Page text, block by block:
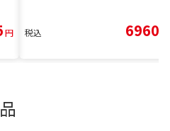
円 税込 6960